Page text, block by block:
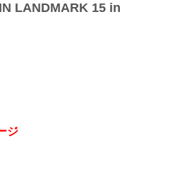
LANDMARK 15 in
ジ